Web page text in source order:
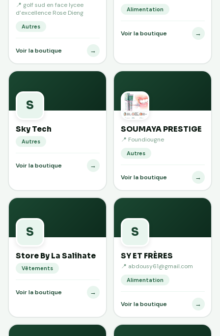
📍 golf sud en face lycee
d’excellence Rose Dieng
Autres
Voir la boutique →
Alimentation
Voir la boutique →
S
Sky Tech
Autres
Voir la boutique →
SOUMAYA PRESTIGE
📍 Foundiougne
Autres
Voir la boutique →
S
Store By La Salihate
Vêtements
Voir la boutique →
S
SY ET FRÈRES
📍 abdousy61@gmail.com
Alimentation
Voir la boutique →